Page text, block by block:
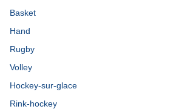
Basket
Hand
Rugby
Volley
Hockey-sur-glace
Rink-hockey